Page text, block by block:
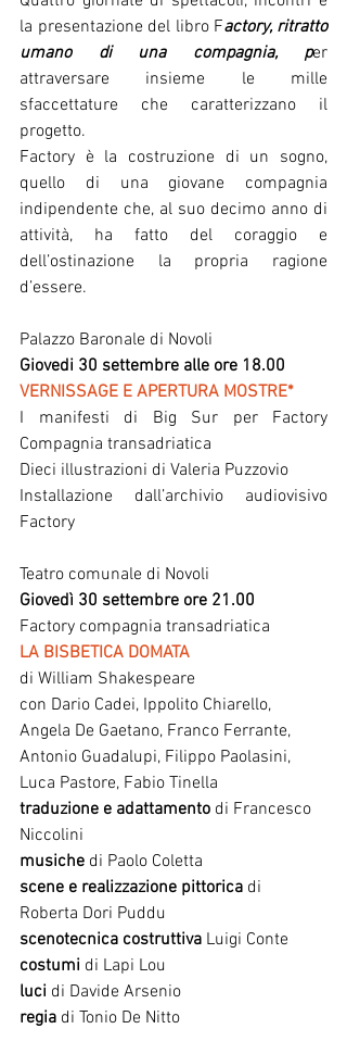
la presentazione del libro Factory, ritratto
umano di una compagnia, per
attraversare insieme le mille
sfaccettature che caratterizzano il
progetto.
Factory è la costruzione di un sogno,
quello di una giovane compagnia
indipendente che, al suo decimo anno di
attività, ha fatto del coraggio e
dell’ostinazione la propria ragione
d’essere.
Palazzo Baronale di Novoli
Giovedi 30 settembre alle ore 18.00
VERNISSAGE E APERTURA MOSTRE*
I manifesti di Big Sur per Factory
Compagnia transadriatica
Dieci illustrazioni di Valeria Puzzovio
Installazione dall’archivio audiovisivo
Factory
Teatro comunale di Novoli
Giovedì 30 settembre ore 21.00
Factory compagnia transadriatica
LA BISBETICA DOMATA
di William Shakespeare
con Dario Cadei, Ippolito Chiarello,
Angela De Gaetano, Franco Ferrante,
Antonio Guadalupi, Filippo Paolasini,
Luca Pastore, Fabio Tinella
traduzione e adattamento di Francesco
Niccolini
musiche di Paolo Coletta
scene e realizzazione pittorica di
Roberta Dori Puddu
scenotecnica costruttiva Luigi Conte
costumi di Lapi Lou
luci di Davide Arsenio
regia di Tonio De Nitto